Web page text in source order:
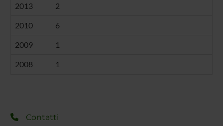
2013 2
2010 6
2009 1
2008 1
Contatti